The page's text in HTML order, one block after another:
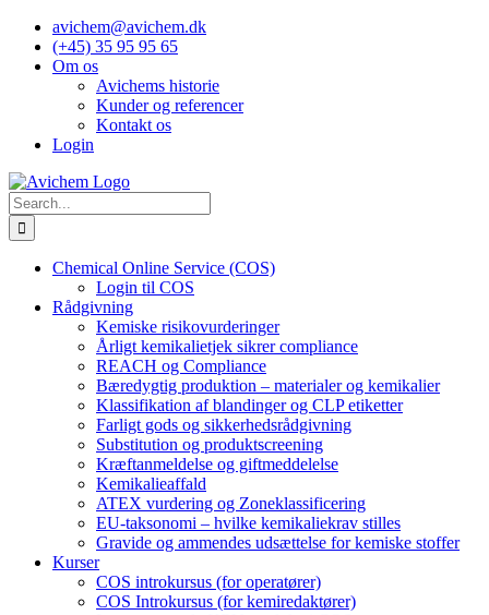
Skip
content
avichem@avichem.dk
(+45) 35 95 95 65
Om os
Avichems historie
Kunder og referencer
Kontakt os
Login
Search
for:
Chemical Online Service (COS)
Login til COS
Rådgivning
Kemiske risikovurderinger
Årligt kemikalietjek sikrer compliance
REACH og Compliance
Bæredygtig produktion – materialer og kemikalier
Klassifikation af blandinger og CLP etiketter
Farligt gods og sikkerhedsrådgivning
Substitution og produktscreening
Kræftanmeldelse og giftmeddelelse
Kemikalieaffald
ATEX vurdering og Zoneklassificering
EU-taksonomi – hvilke kemikaliekrav stilles
Gravide og ammendes udsættelse for kemiske stoffer
Kurser
COS introkursus (for operatører)
COS Introkursus (for kemiredaktører)